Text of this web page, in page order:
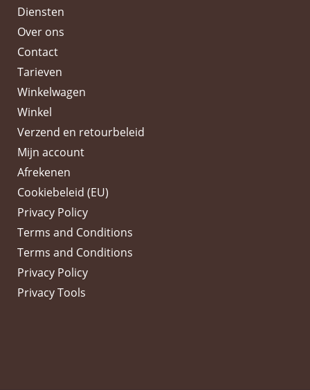
Diensten
Over ons
Contact
Tarieven
Winkelwagen
Winkel
Verzend en retourbeleid
Mijn account
Afrekenen
Cookiebeleid (EU)
Privacy Policy
Terms and Conditions
Terms and Conditions
Privacy Policy
Privacy Tools